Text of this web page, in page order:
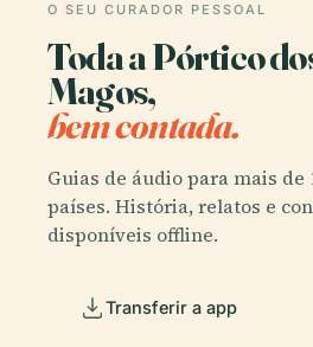
O SEU CURADOR PESSOAL
Toda a Pórtico
Magos,
bem contada.
Guias de áudio para mais de
países. História, relatos e
disponíveis offline.
Transferir a app